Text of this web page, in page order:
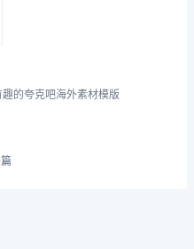
趣的夸克吧海外素材模版
篇